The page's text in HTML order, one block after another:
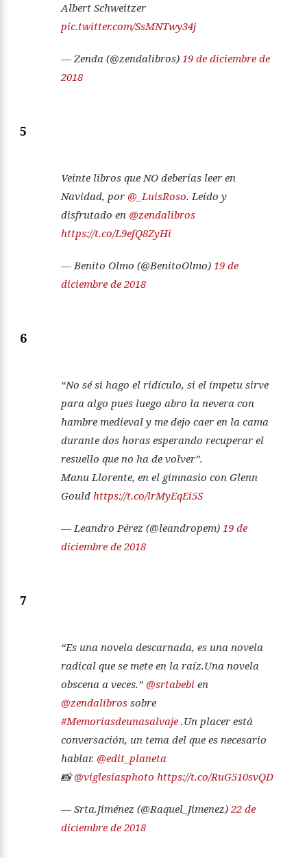
Albert Schweitzer
pic.twitter.com/SsMNTwy34j
— Zenda (@zendalibros) 19 de diciembre de
2018
5
Veinte libros que NO deberías leer en
Navidad, por @_LuisRoso. Leído y
disfrutado en @zendalibros
https://t.co/L9efQ8ZyHi
— Benito Olmo (@BenitoOlmo) 19 de
diciembre de 2018
6
“No sé si hago el ridículo, si el ímpetu sirve
para algo pues luego abro la nevera con
hambre medieval y me dejo caer en la cama
durante dos horas esperando recuperar el
resuello que no ha de volver”.
Manu Llorente, en el gimnasio con Glenn
Gould https://t.co/lrMyEqEi5S
— Leandro Pérez (@leandropem) 19 de
diciembre de 2018
7
“Es una novela descarnada, es una novela
radical que se mete en la raíz.Una novela
obscena a veces.” @srtabebi en
@zendalibros sobre
#Memoriasdeunasalvaje .Un placer está
conversación, un tema del que es necesario
hablar. @edit_planeta
📸@viglesiasphoto https://t.co/RuG510svQD
— Srta.Jiménez (@Raquel_Jimenez)22 de
diciembre de 2018